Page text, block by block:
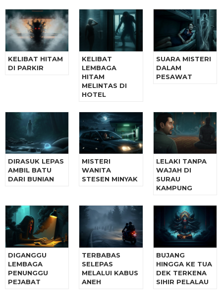
KELIBAT HITAM
DI PARKIR
KELIBAT
LEMBAGA
HITAM
MELINTAS DI
HOTEL
SUARA MISTERI
DALAM
PESAWAT
DIRASUK LEPAS
AMBIL BATU
DARI BUNIAN
MISTERI
WANITA
STESEN MINYAK
LELAKI TANPA
WAJAH DI
SURAU
KAMPUNG
DIGANGGU
LEMBAGA
PENUNGGU
PEJABAT
TERBABAS
SELEPAS
MELALUI KABUS
ANEH
BUJANG
HINGGA KE TUA
DEK TERKENA
SIHIR PELALAU